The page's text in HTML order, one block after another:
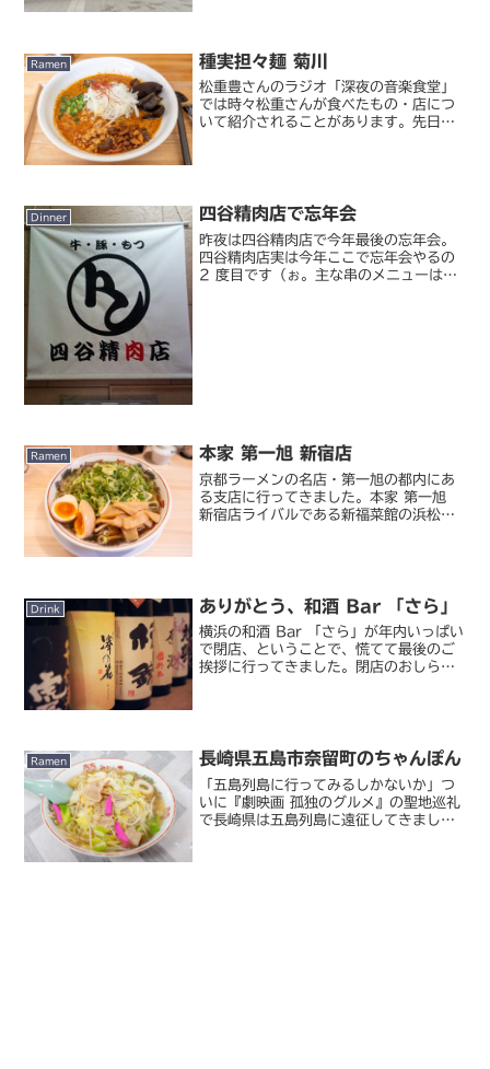
に余裕がないことが多く...
Ramen 種実担々麺 菊川
松重豊さんのラジオ「深夜の音楽食堂」
では時々松重さんが食べたもの・店につ
いて紹介されることがあります。先日の
Dinner 四谷精肉店で忘年会
昨夜は四谷精肉店で今年最後の忘年会。
四谷精肉店実は今年ここで忘年会やるの
2 度目です（ぉ。主な串のメニューは以
Ramen 本家 第一旭 新宿店
京都ラーメンの名店・第一旭の都内にあ
る支店に行ってきました。本家 第一旭
新宿店ライバルである新福菜館の浜松町
Drink ありがとう、和酒 Bar 「さら」
横浜の和酒 Bar 「さら」が年内いっぱい
で閉店、ということで、慌てて最後のご
挨拶に行ってきました。閉店のおしら
Ramen 長崎県五島市奈留町のちゃんぽん
「五島列島に行ってみるしかないか」つ
いに『劇映画 孤独のグルメ』の聖地巡礼
で長崎県は五島列島に遠征してきまし